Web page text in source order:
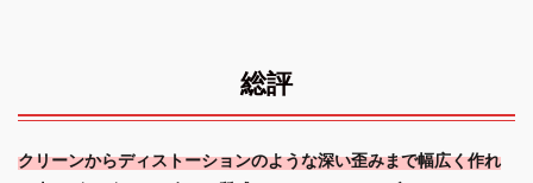
総評
クリーンからディストーションのような深い歪みまで幅広く作れ